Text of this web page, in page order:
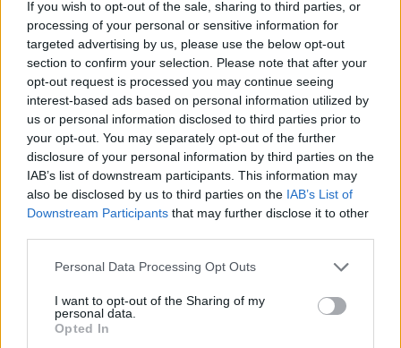
If you wish to opt-out of the sale, sharing to third parties, or
processing of your personal or sensitive information for
targeted advertising by us, please use the below opt-out
section to confirm your selection. Please note that after your
opt-out request is processed you may continue seeing
interest-based ads based on personal information utilized by
us or personal information disclosed to third parties prior to
your opt-out. You may separately opt-out of the further
disclosure of your personal information by third parties on the
IAB’s list of downstream participants. This information may
also be disclosed by us to third parties on the IAB’s List of
Downstream Participants that may further disclose it to other
Please note that this website/app uses one or more Google
not limited to your visit or usage behaviour. You may click to
grant or deny consent to Google and its third-party tags to
use your data for below specified purposes in below Google
Personal Data Processing Opt Outs
I want to opt-out of the Sharing of my
personal data.
Opted In
Se stai affrontando questo momento di transizione,
ricorda che con la giusta pianificazione e le
strategie adeguate, puoi trasformare la tua
situazione in un’opportunità di rinnovamento
professionale. È il momento perfetto per ripensare
le tue aspirazioni, esplorare nuove direzioni e,
perché no, reinventarti completamente. Sei pronta
a scoprire il tuo potenziale?
AUTORE